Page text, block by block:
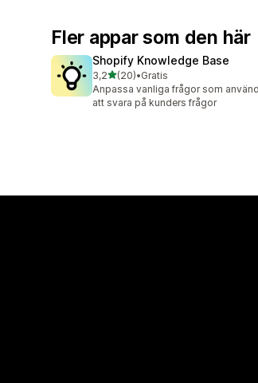
Fler appar som den här
Shopify Knowledge Base
3,2av 5 stjärnor
(20)
20 recensioner totalt
•Gratis
Anpassa vanliga frågor som
att svara på kunders frågor